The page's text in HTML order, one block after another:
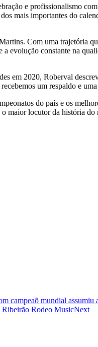
e profissionalismo
mais importantes do
Com uma trajetória
evolução constante na
em 2020, Roberval
um respaldo e
do país e os
maior locutor da história
campeaõ mundial assumiu
Ribeirão Rodeo MusicNext